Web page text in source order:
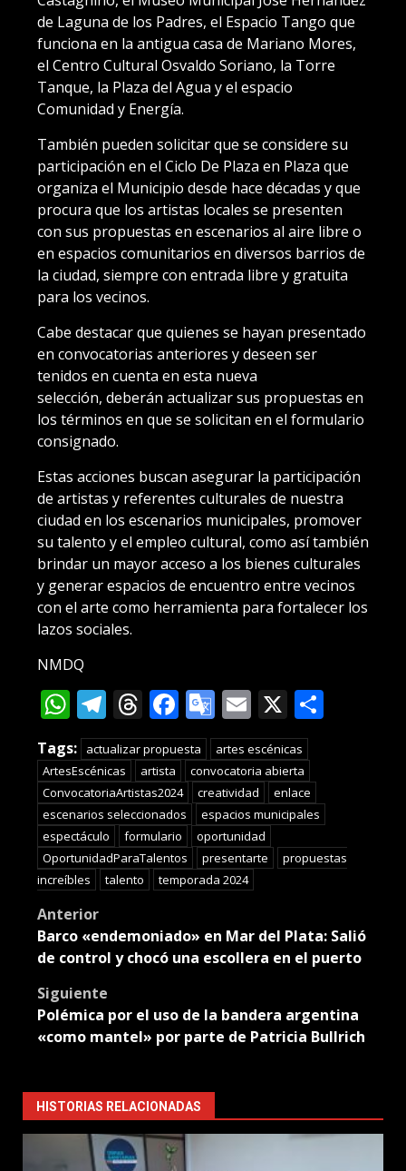
de Laguna de los Padres, el Espacio Tango que
funciona en la antigua casa de Mariano Mores,
el Centro Cultural Osvaldo Soriano, la Torre
Tanque, la Plaza del Agua y el espacio
Comunidad y Energía.
También pueden solicitar que se considere su
participación en el Ciclo De Plaza en Plaza que
organiza el Municipio desde hace décadas y que
procura que los artistas locales se presenten
con sus propuestas en escenarios al aire libre o
en espacios comunitarios en diversos barrios de
la ciudad, siempre con entrada libre y gratuita
para los vecinos.
Cabe destacar que quienes se hayan presentado
en convocatorias anteriores y deseen ser
tenidos en cuenta en esta nueva
selección, deberán actualizar sus propuestas en
los términos en que se solicitan en el formulario
consignado.
Estas acciones buscan asegurar la participación
de artistas y referentes culturales de nuestra
ciudad en los escenarios municipales, promover
su talento y el empleo cultural, como así también
brindar un mayor acceso a los bienes culturales
y generar espacios de encuentro entre vecinos
con el arte como herramienta para fortalecer los
lazos sociales.
NMDQ
WhatsApp
Telegram
Threads
Facebook
Google
Translate
Email
X
Tags: actualizar propuesta
artes escénicas
ArtesEscénicas
artista
convocatoria abierta
ConvocatoriaArtistas2024
creatividad
enlace
escenarios seleccionados
espacios municipales
espectáculo
formulario
oportunidad
OportunidadParaTalentos
presentarte
propuestas
increíbles
talento temporada 2024
Post
navigation
Anterior
Barco «endemoniado» en Mar del Plata: Salió
de control y chocó una escollera en el puerto
Siguiente
Polémica por el uso de la bandera argentina
«como mantel» por parte de Patricia Bullrich
HISTORIAS RELACIONADAS